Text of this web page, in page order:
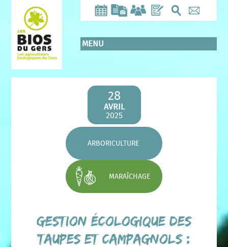
contenu
principal
MENU
28
AVRIL
2025
ARBORICULTURE
MARAÎCHAGE
Gestion écologique des
taupes et campagnols :